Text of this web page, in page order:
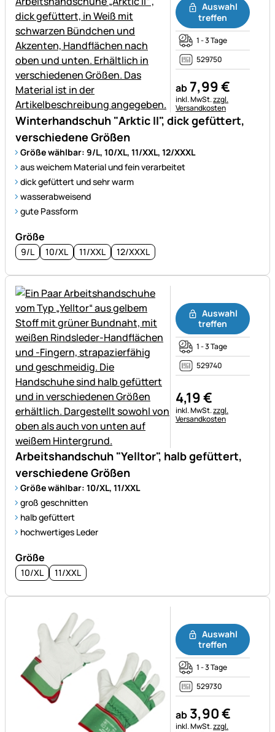
Winterhandschuh "Arktic II", dick gefüttert,
verschiedene Größen
Größe wählbar: 9/L, 10/XL, 11/XXL, 12/XXXL
aus weichem Material und fein verarbeitet
dick gefüttert und sehr warm
wasserabweisend
gute Passform
Größe
9/L 10/XL 11/XXL 12/XXXL
Auswahl
treffen
1 - 3 Tage
529750
ab7,99€
Steuerhinweis:
inkl. MwSt.zzgl.
Versandkosten
Arbeitshandschuh "Yelltor", halb gefüttert,
verschiedene Größen
Größe wählbar: 10/XL, 11/XXL
groß geschnitten
halb gefüttert
hochwertiges Leder
Größe
10/XL 11/XXL
Auswahl
treffen
1 - 3 Tage
529740
4,19€
Steuerhinweis:
inkl. MwSt.zzgl.
Versandkosten
Auswahl
treffen
1 - 3 Tage
529730
ab 3,90€
Steuerhinweis:
inkl. MwSt.zzgl.